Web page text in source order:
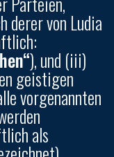
derer von Ludia
), und (iii)
geistigen
vorgenannten
als